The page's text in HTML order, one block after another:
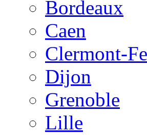
Bordeaux
Caen
Clermont-
Dijon
Grenoble
Lille